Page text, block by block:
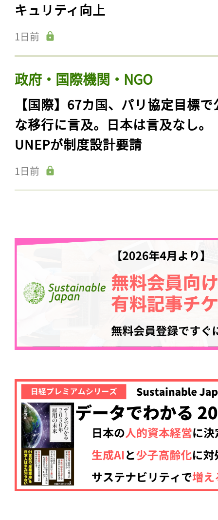
キュリティ向上
1日前
政府・国際機関・NGO
【国際】67カ国、パリ協定目標で
な移行に言及。日本は言及なし。
UNEPが制度設計要請
1日前